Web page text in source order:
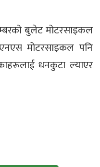
बुलेट मोटरसाइकल
मोटरसाइकल पनि
धनकुटा ल्याएर